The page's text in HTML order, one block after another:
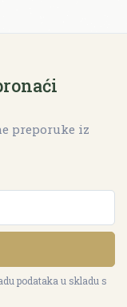
preporuke iz
podataka u skladu s